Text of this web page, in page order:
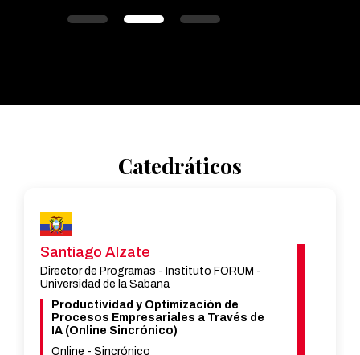
Catedráticos
Antonio Alonso
Consultor y asesor de dirección
especializado en PYMEs durante 9 años en
España y Jefe de Relaciones
Gubernamentales de la empresa Media Plus
Holding Ltd. con destinos en Bélgica, Panamá
y Colombia.
Antiguo Decano Académico del Programa de